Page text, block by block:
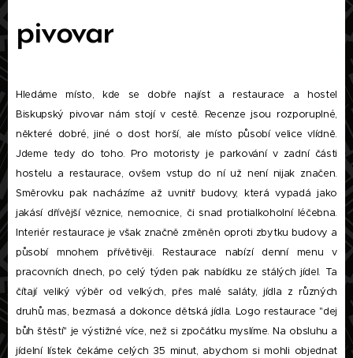
pivovar
Hledáme místo, kde se dobře najíst a restaurace a hostel
Biskupský pivovar nám stojí v cestě. Recenze jsou rozporuplné,
některé dobré, jiné o dost horší, ale místo působí velice vlídně.
Jdeme tedy do toho. Pro motoristy je parkování v zadní části
hostelu a restaurace, ovšem vstup do ní už není nijak značen.
Směrovku pak nacházíme až uvnitř budovy, která vypadá jako
jakásí dřívější věznice, nemocnice, či snad protialkoholní léčebna.
Interiér restaurace je však značně změněn oproti zbytku budovy a
působí mnohem přívětivěji. Restaurace nabízí denní menu v
pracovních dnech, po celý týden pak nabídku ze stálých jídel. Ta
čítají veliký výběr od velkých, přes malé saláty, jídla z různých
druhů mas, bezmasá a dokonce dětská jídla. Logo restaurace "dej
bůh štěstí" je výstižné více, než si zpočátku myslíme. Na obsluhu a
jídelní lístek čekáme celých 35 minut, abychom si mohli objednat